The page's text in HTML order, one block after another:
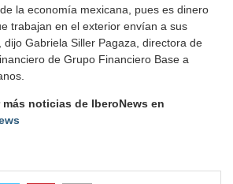
la economía mexicana, pues es dinero
trabajan en el exterior envían a sus
dijo Gabriela Siller Pagaza, directora de
de Grupo Financiero Base a
noticias de IberoNews en